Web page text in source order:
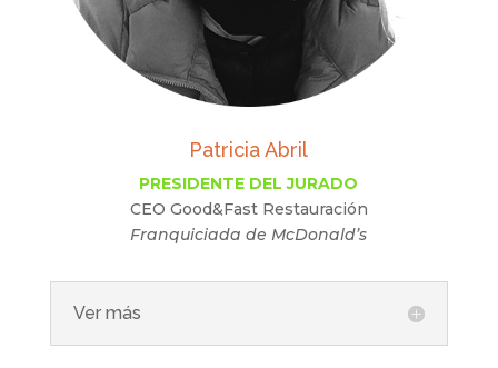
Patricia Abril
PRESIDENTE DEL JURADO
CEO Good&Fast Restauración
Franquiciada de McDonald’s
Ver más